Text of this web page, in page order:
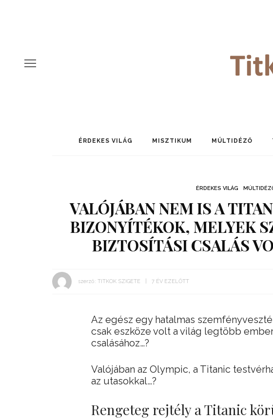
ÉRDEKES VILÁG MISZTIKUM MÚLTIDÉZŐ
ÉRDEKES VILÁG
VALÓJÁBAN NEM IS A
BIZONYÍTÉKOK, MELYEK
BIZTOSÍTÁSI CSALÁS
szerző: TITKOK SZIGETE 7 ÉV EZELŐTT
Az egész egy hatalmas
csak eszköze volt a világ legtöbb
csalásához…?
Valójában az Olympic, a Titanic
az utasokkal…?
Rengeteg rejtély a Titanic